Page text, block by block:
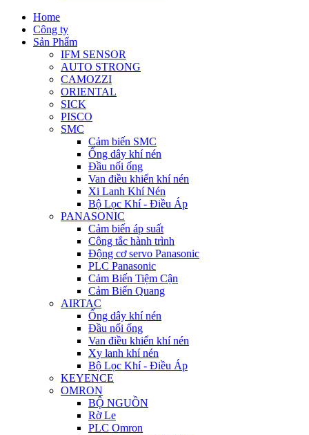
Home
Công ty
Sản Phẩm
IFM SENSOR
AUTO STRONG
CAMOZZI
ORIENTAL
SICK
PISCO
SMC
Cảm biến SMC
Ống dây khí nén
Đầu nối ống
Van điều khiển khí nén
Xi Lanh Khí Nén
Bộ Lọc Khí - Điều Áp
PANASONIC
Cảm biến áp suất
Công tắc hành trình
Động cơ servo Panasonic
PLC Panasonic
Cảm Biến Tiệm Cận
Cảm Biến Quang
AIRTAC
Ống dây khí nén
Đầu nối ống
Van điều khiển khí nén
Xy lanh khí nén
Bộ Lọc Khí - Điều Áp
KEYENCE
OMRON
BỘ NGUỒN
Rờ Le
PLC Omron